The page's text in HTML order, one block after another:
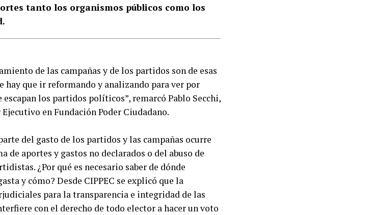
tanto los organismos públicos como los
de las campañas y de los partidos son de esas
hay que ir reformando y analizando para ver por
escapan los partidos políticos”, remarcó Pablo Secchi,
en Fundación Poder Ciudadano.
del gasto de los partidos y las campañas ocurre
de aportes y gastos no declarados o del abuso de
¿Por qué es necesario saber de dónde
y cómo? Desde CIPPEC se explicó que la
para la transparencia e integridad de las
con el derecho de todo elector a hacer un voto